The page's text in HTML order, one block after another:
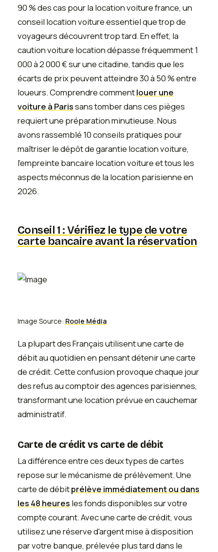
90 % des cas pour la location voiture france, un
conseil location voiture essentiel que trop de
voyageurs découvrent trop tard. En effet, la
caution voiture location dépasse fréquemment 1
000 à 2 000 € sur une citadine, tandis que les
écarts de prix peuvent atteindre 30 à 50 % entre
loueurs. Comprendre commentlouer une
voiture à Parissans tomber dans ces pièges
requiert une préparation minutieuse. Nous
avons rassemblé 10 conseils pratiques pour
maîtriser le dépôt de garantie location voiture,
l'empreinte bancaire location voiture et tous les
aspects méconnus de la location parisienne en
2026.
Conseil 1 : Vérifiez le type de votre
carte bancaire avant la réservation
Image Source: Roole Média
La plupart des Français utilisent une carte de
débit au quotidien en pensant détenir une carte
de crédit. Cette confusion provoque chaque jour
des refus au comptoir des agences parisiennes,
transformant une location prévue en cauchemar
administratif.
Carte de crédit vs carte de débit
La différence entre ces deux types de cartes
repose sur le mécanisme de prélèvement. Une
carte de débitprélève immédiatement ou dans
les 48 heures les fonds disponibles sur votre
compte courant. Avec une carte de crédit, vous
utilisez une réserve d'argent mise à disposition
par votre banque, prélevée plus tard dans le